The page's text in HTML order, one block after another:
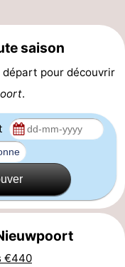
saison
pour découvrir
.
€440